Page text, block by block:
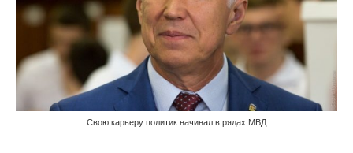
Свою карьеру политик начинал в рядах МВД